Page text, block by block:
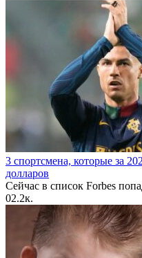
3 спортсмена, которые за
долларов
Сейчас в список Forbes
02.2к.